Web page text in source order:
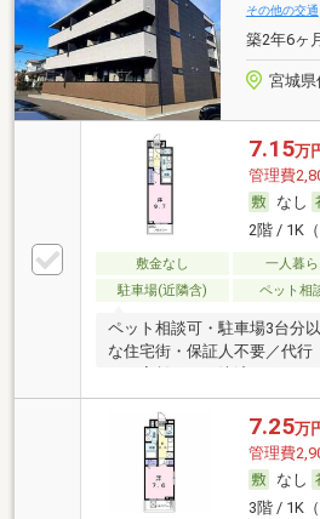
その他の交通
築2年6ヶ
宮城県
7.15万
管理費
なし
2階 / 1K
敷金なし 一人暮ら
駐車場(近隣含)
ペット相
ペット相談可・駐車場3台分
な住宅街・保証人不要／代行
7.25万
管理費
なし
3階 / 1K